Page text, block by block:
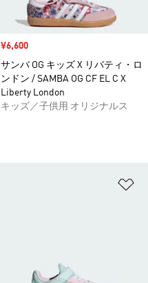
セール価格
¥6,600
サンバ OG キッズ X リバティ・ロ
ンドン / SAMBA OG CF EL C X
Liberty London
キッズ／子供用 オリジナルス